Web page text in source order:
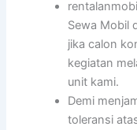
Sewa Mobil
jika calon
kegiatan
unit kami.
Demi
toleransi